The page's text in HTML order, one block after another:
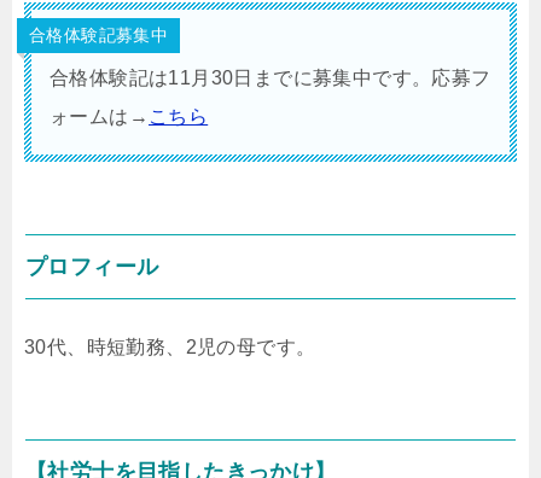
合格体験記募集中
合格体験記は11月30日までに募集中です。応募フ
ォームは→ こちら
プロフィール
30代、時短勤務、2児の母です。
【社労士を目指したきっかけ】